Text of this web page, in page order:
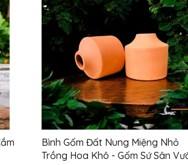
Bình Gốm Đất Nung Miệng Nhỏ
Trồng Hoa Khô - Gốm Sứ Sân